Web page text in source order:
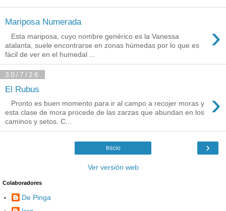
Mariposa Numerada ›
Esta mariposa, cuyo nombre genérico es la Vanessa
atalanta, suele encontrarse en zonas húmedas por lo que es
fácil de ver en el humedal ...
30/7/26
El Rubus ›
Pronto es buen momento para ir al campo a recojer moras y
esta clase de mora procede de las zarzas que abundan en los
caminos y setos. C...
›
Inicio
Ver versión web
Colaboradores
De Pinga